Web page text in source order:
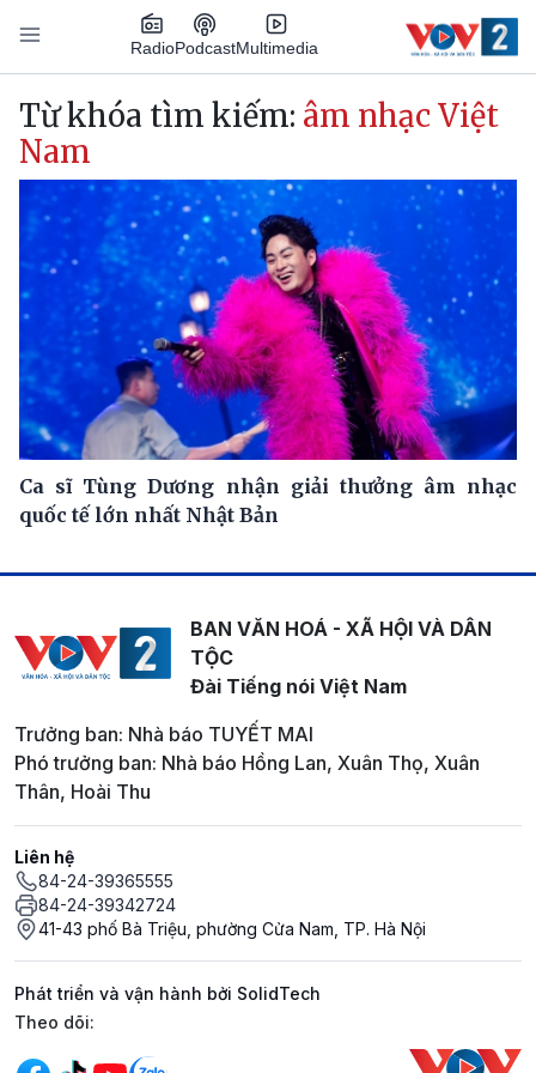
Nhảy đến nội dung
RadioPodcastMultimedia
Main navigation
Từ khóa tìm kiếm: âm nhạc Việt
Nam
Ca sĩ Tùng Dương nhận giải thưởng âm nhạc
quốc tế lớn nhất Nhật Bản
BAN VĂN HOÁ - XÃ HỘI VÀ DÂN
TỘC
Đài Tiếng nói Việt Nam
Trưởng ban: Nhà báo TUYẾT MAI
Phó trưởng ban: Nhà báo Hồng Lan, Xuân Thọ, Xuân
Thân, Hoài Thu
Liên hệ
84-24-39365555
84-24-39342724
41-43 phố Bà Triệu, phường Cửa Nam, TP. Hà Nội
Phát triển và vận hành bởi SolidTech
Mạng xã hội
Theo dõi: